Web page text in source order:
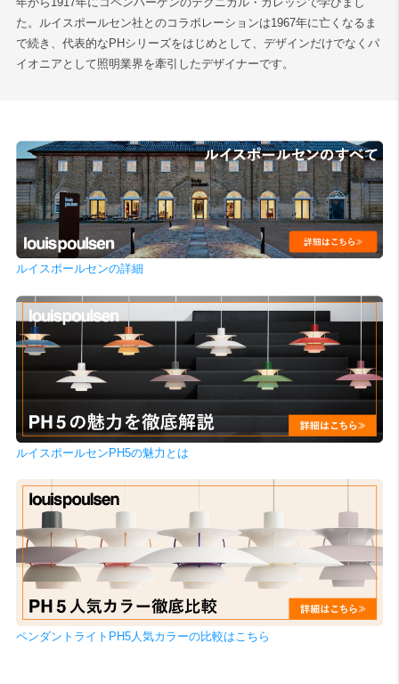
た。ルイスポールセン社とのコラボレーションは1967年に亡くなるま
で続き、代表的なPHシリーズをはじめとして、デザインだけでなくパ
イオニアとして照明業界を牽引したデザイナーです。
ルイスポールセンの詳細
ルイスポールセンPH5の魅力とは
ペンダントライトPH5人気カラーの比較はこちら